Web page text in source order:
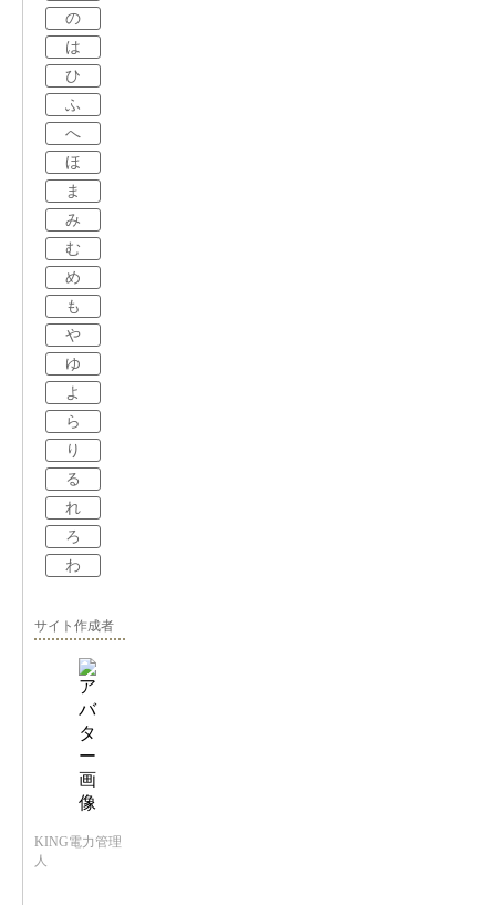
の
は
ひ
ふ
へ
ほ
ま
み
む
め
も
や
ゆ
よ
ら
り
る
れ
ろ
わ
サイト作成者
KING電力管理
人